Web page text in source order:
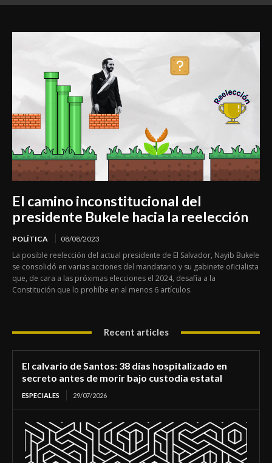
El camino inconstitucional del
presidente Bukele hacia la reelección
POLÍTICA 08/08/2023
La posible reelección del actual presidente de El Salvador, Nayib Bukele
se consolidó en varias acciones del mandatario y su gabinete oficialista
que, de cara a las próximas elecciones el 2024, desafía a la
Constitución que lo prohíbe en al menos 6 artículos.
Recent articles
El calvario de Santos: 38 días hospitalizado en
secreto antes de morir bajo custodia estatal
ESPECIALES 29/07/2026